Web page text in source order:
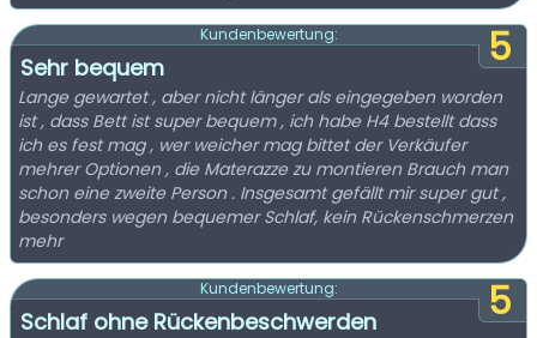
5
Kundenbewertung:
Sehr bequem
Lange gewartet , aber nicht länger als eingegeben worden
ist , dass Bett ist super bequem , ich habe H4 bestellt dass
ich es fest mag , wer weicher mag bittet der Verkäufer
mehrer Optionen , die Materazze zu montieren Brauch man
schon eine zweite Person . Insgesamt gefällt mir super gut ,
besonders wegen bequemer Schlaf, kein Rückenschmerzen
mehr
5
Kundenbewertung:
Schlaf ohne Rückenbeschwerden